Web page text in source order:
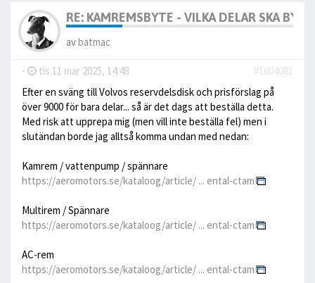
RE: KAMREMSBYTE - VILKA DELAR SKA
avbatmac
- tis 11 mar 2025, 14:48
#1604081
Efter en sväng till Volvos reservdelsdisk och prisförslag på
över 9000 för bara delar... så är det dags att beställa detta.
Med risk att upprepa mig (men vill inte beställa fel) men i
slutändan borde jag alltså komma undan med nedan:
Kamrem / vattenpump / spännare
https://aeromotors.se/kataloog/article/ ... ental-ctam
Multirem / Spännare
https://aeromotors.se/kataloog/article/ ... ental-ctam
AC-rem
https://aeromotors.se/kataloog/article/ ... ental-ctam